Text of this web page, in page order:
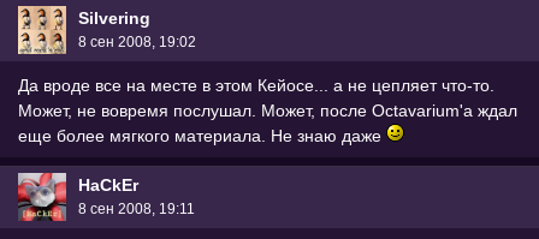
Silvering
8 сен 2008, 19:02
Да вроде все на месте в этом Кейосе... а не цепляет что-то.
Может, не вовремя послушал. Может, после Octavarium'а ждал
еще более мягкого материала. Не знаю даже
HaCkEr
8 сен 2008, 19:11